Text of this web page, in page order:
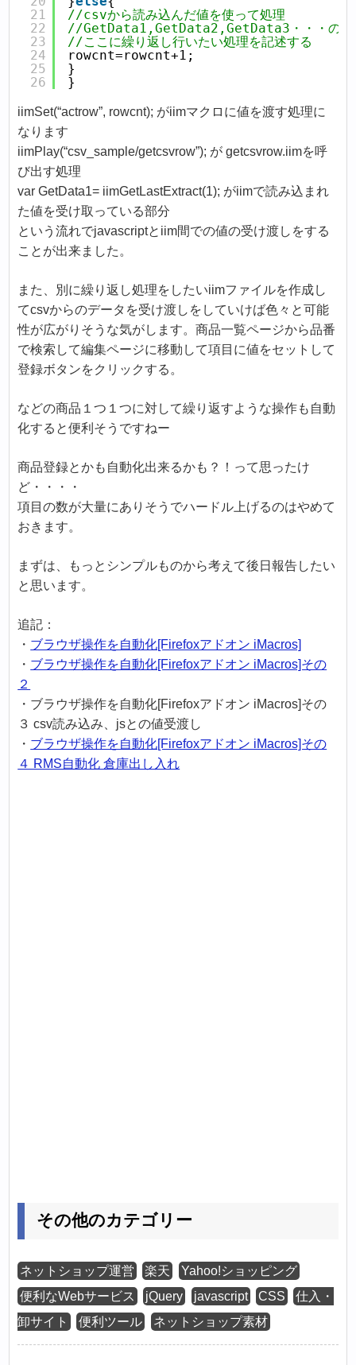
21
22
23
24
25
26
//csvから読み込んだ値を使って処理
//GetData1,GetData2,GetData3・・・の中
//ここに繰り返し行いたい処理を
rowcnt=rowcnt+1;
}
}
iimSet(“actrow”, rowcnt); がiimマクロに値を渡す処理に
なります
iimPlay(“csv_sample/getcsvrow”); が getcsvrow.iimを呼
び出す処理
var GetData1= iimGetLastExtract(1); がiimで読み込まれ
た値を受け取っている部分
という流れでjavascriptとiim間での値の受け渡しをする
ことが出来ました。
また、別に繰り返し処理をしたいiimファイルを作成し
てcsvからのデータを受け渡しをしていけば色々と可能
性が広がりそうな気がします。商品一覧ページから品番
で検索して編集ページに移動して項目に値をセットして
登録ボタンをクリックする。
などの商品１つ１つに対して繰り返すような操作も自動
化すると便利そうですねー
商品登録とかも自動化出来るかも？！って思ったけ
ど・・・・
項目の数が大量にありそうでハードル上げるのはやめて
おきます。
まずは、もっとシンプルものから考えて後日報告したい
と思います。
追記：
・ ブラウザ操作を自動化[Firefoxアドオン iMacros]
・ ブラウザ操作を自動化[Firefoxアドオン iMacros]その
２
・ブラウザ操作を自動化[Firefoxアドオン iMacros]その
３ csv読み込み、jsとの値受渡し
・ ブラウザ操作を自動化[Firefoxアドオン iMacros]その
４ RMS自動化 倉庫出し入れ
その他のカテゴリー
ネットショップ運営 楽天
Yahoo!ショッピング
便利なWebサービス
jQuery javascript CSS
仕入・
卸サイト
便利ツール ネットショップ素材